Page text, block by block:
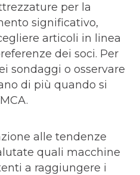
per la
significativo,
articoli in linea
dei soci. Per
sondaggi o osservare
di più quando si
alle tendenze
quali macchine
a raggiungere i